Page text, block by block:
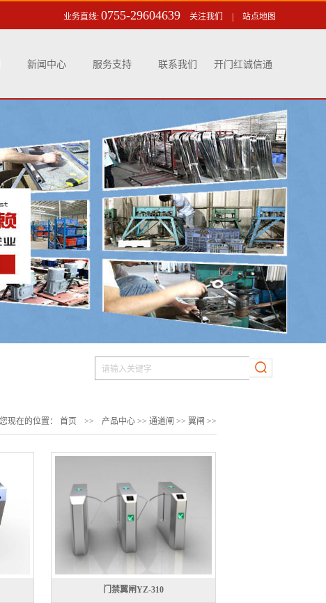
业务直线: 0755-29604639 关注我们 站点地图
新闻中心 服务支持 联系我们 开门红诚信通
您现在的位置： 首页 >> 产品中心 >> 通道闸 >> 翼闸 >>
门禁翼闸YZ-310